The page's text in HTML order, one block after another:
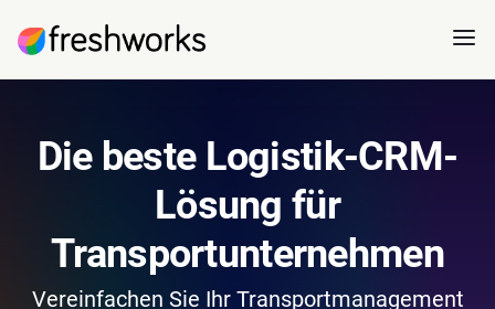
Die beste Logistik-CRM-
Lösung für
Transportunternehmen
Vereinfachen Sie Ihr Transportmanagement